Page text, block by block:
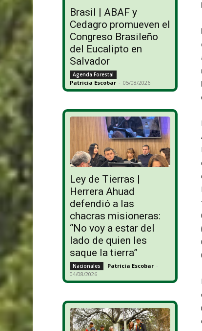
Brasil | ABAF y
Cedagro promueven el
Congreso Brasileño
del Eucalipto en
Salvador
Agenda Forestal
Patricia Escobar - 05/08/2026
Ley de Tierras |
Herrera Ahuad
defendió a las
chacras misioneras:
“No voy a estar del
lado de quien les
saque la tierra”
Nacionales Patricia Escobar -
04/08/2026